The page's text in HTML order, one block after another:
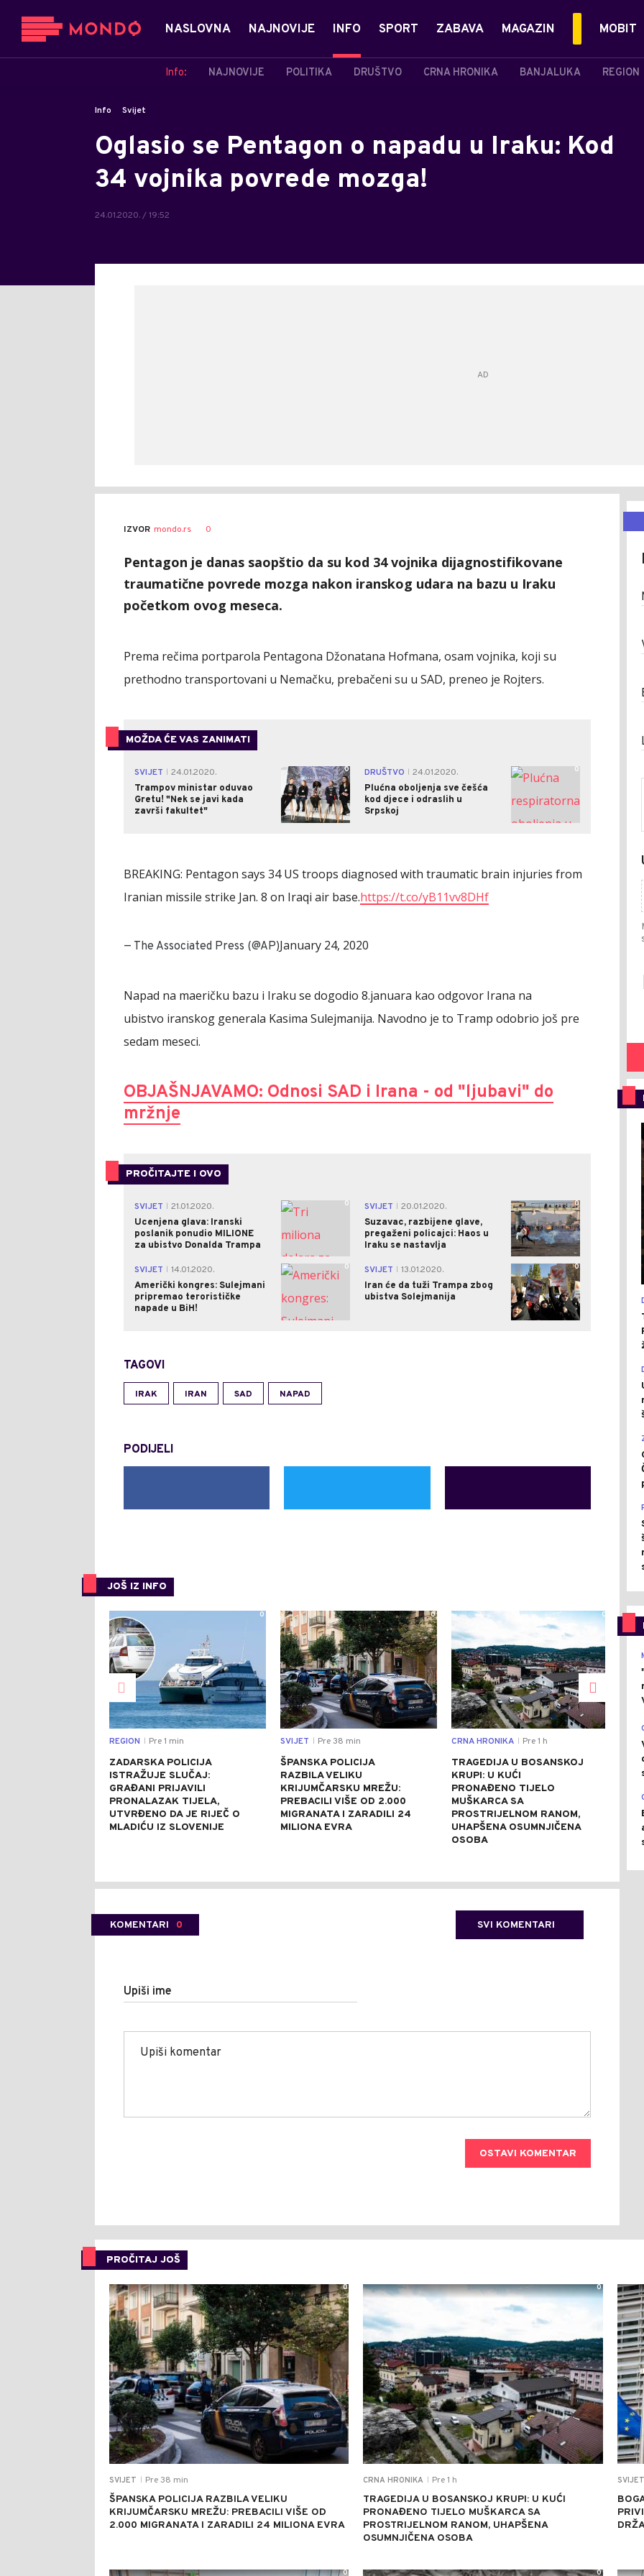
NASLOVNA NAJNOVIJE INFO
Info: NAJNOVIJE POLITIKA DRUŠTVO CRNA HRONIKA BANJALUKA REGION
SPORT ZABAVA MAGAZIN MOBIT
Info Svijet
Oglasio se Pentagon o napadu u Iraku: Kod
34 vojnika povrede mozga!
24.01.2020. / 19:52
IZVOR mondo.rs 0
Pentagon je danas saopštio da su kod 34 vojnika dijagnostifikovane
traumatične povrede mozga nakon iranskog udara na bazu u Iraku
početkom ovog meseca.
Prema rečima portparola Pentagona Džonatana Hofmana, osam vojnika, koji su
prethodno transportovani u Nemačku, prebačeni su u SAD, preneo je Rojters.
MOŽDA ĆE VAS ZANIMATI
SVIJET
24.01.2020.
Trampov ministar oduvao
Gretu! "Nek se javi kada
završi fakultet"
0 DRUŠTVO
24.01.2020.
Plućna oboljenja sve češća
kod djece i odraslih u
Srpskoj
0
BREAKING: Pentagon says 34 US troops diagnosed with traumatic brain injuries from
Iranian missile strike Jan. 8 on Iraqi air base.https://t.co/yB11vv8DHf
— The Associated Press (@AP)January 24, 2020
Napad na maeričku bazu i Iraku se dogodio 8.januara kao odgovor Irana na
ubistvo iranskog generala Kasima Sulejmanija. Navodno je to Tramp odobrio još pre
sedam meseci.
OBJAŠNJAVAMO: Odnosi SAD i Irana - od "ljubavi" do
mržnje
PROČITAJTE I OVO
SVIJET
21.01.2020.
Ucenjena glava: Iranski
poslanik ponudio MILIONE
za ubistvo Donalda Trampa
0 SVIJET
20.01.2020.
Suzavac, razbijene glave,
pregaženi policajci: Haos u
Iraku se nastavlja
0
SVIJET
14.01.2020.
Američki kongres: Sulejmani
pripremao terorističke
napade u BiH!
0 SVIJET
13.01.2020.
Iran će da tuži Trampa zbog
ubistva Solejmanija
0
TAGOVI
IRAK IRAN SAD NAPAD
PODIJELI
JOŠ IZ INFO
0
REGION Pre 1 min
ZADARSKA POLICIJA
ISTRAŽUJE SLUČAJ:
GRAĐANI PRIJAVILI
PRONALAZAK TIJELA,
UTVRĐENO DA JE RIJEČ O
MLADIĆU IZ SLOVENIJE
0
SVIJET Pre 38 min
ŠPANSKA POLICIJA
RAZBILA VELIKU
KRIJUMČARSKU MREŽU:
PREBACILI VIŠE OD 2.000
MIGRANATA I ZARADILI 24
MILIONA EVRA
0
CRNA HRONIKA Pre 1 h
TRAGEDIJA U BOSANSKOJ
KRUPI: U KUĆI
PRONAĐENO TIJELO
MUŠKARCA SA
PROSTRIJELNOM RANOM,
UHAPŠENA OSUMNJIČENA
OSOBA
KOMENTARI 0 SVI KOMENTARI
Upiši ime
OSTAVI KOMENTAR
PROČITAJ JOŠ
SVIJET Pre 38 min
ŠPANSKA POLICIJA RAZBILA VELIKU
KRIJUMČARSKU MREŽU: PREBACILI VIŠE OD
2.000 MIGRANATA I ZARADILI 24 MILIONA EVRA
0
CRNA HRONIKA Pre 1 h
TRAGEDIJA U BOSANSKOJ KRUPI: U KUĆI
PRONAĐENO TIJELO MUŠKARCA SA
PROSTRIJELNOM RANOM, UHAPŠENA
OSUMNJIČENA OSOBA
0
SVIJET
0 0